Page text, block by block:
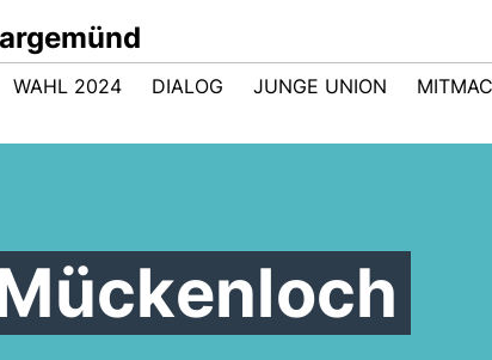
WAHL 2024 DIALOG JUNGE UNION